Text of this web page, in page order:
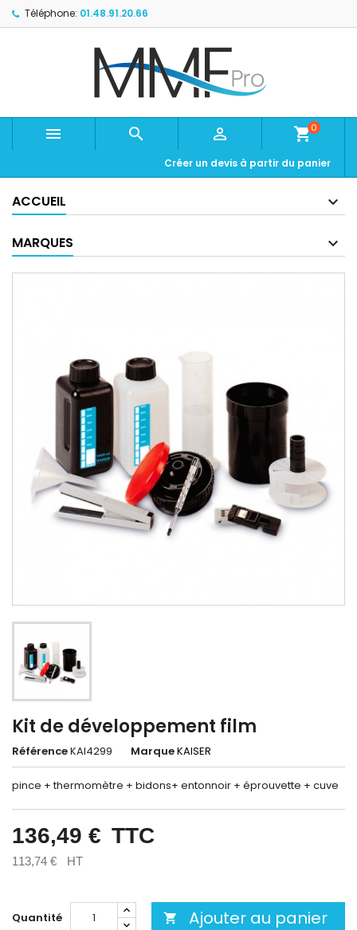
Téléphone: 01.48.91.20.66
   shopping_cart0
Créer un devis à partir du panier
ACCUEIL
MARQUES
Kit de développement film
RéférenceKAI4299 MarqueKAISER
pince + thermomètre + bidons+ entonnoir + éprouvette + cuve
136,49 € TTC
113,74 € HT
Quantité  Ajouter au panier